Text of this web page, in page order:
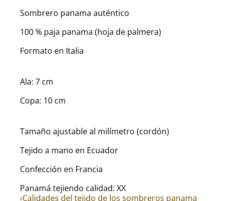
Sombrero panama auténtico
100 % paja panama (hoja de palmera)
Formato en Italia
Ala: 7 cm
Copa: 10 cm
Tamaño ajustable al milímetro (cordón)
Tejido a mano en Ecuador
Confección en Francia
Panamá tejiendo calidad: XX
›Calidades del tejido de los sombreros panama